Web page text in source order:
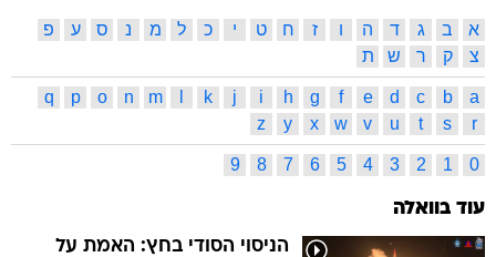
א ב ג ד ה ו ז ח ט י כ ל מ נ ס ע
פ
צ
ק ר ש ת
a
b
c
d
e
f
g
h
i
j
k
m
n
o
p
q
r
s
t
u
v
w
x
y
z
0
1
2
3
4
5
6
7
8
9
עוד בוואלה
הניסוי הסודי בחץ: האמת על